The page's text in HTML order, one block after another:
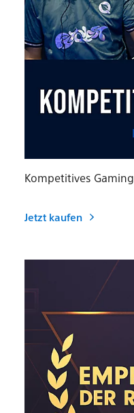
Kompetitives Gaming
Jetzt kaufen